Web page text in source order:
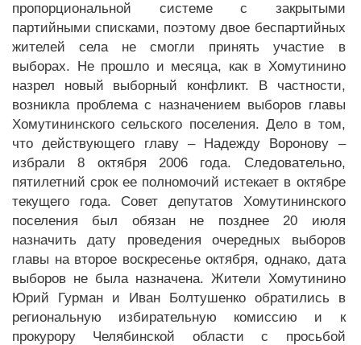
пропорциональной системе с закрытыми
партийными списками, поэтому двое беспартийных
жителей села не смогли принять участие в
выборах. Не прошло и месяца, как в Хомутинино
назрел новый выборный конфликт. В частности,
возникла проблема с назначением выборов главы
Хомутининского сельского поселения. Дело в том,
что действующего главу – Надежду Воронову –
избрали 8 октября 2006 года. Следовательно,
пятилетний срок ее полномочий истекает в октябре
текущего года. Совет депутатов Хомутининского
поселения был обязан не позднее 20 июля
назначить дату проведения очередных выборов
главы на второе воскресенье октября, однако, дата
выборов не была назначена. Жители Хомутинино
Юрий Гурман и Иван Болтушенко обратились в
региональную избирательную комиссию и к
прокурору Челябинской области с просьбой